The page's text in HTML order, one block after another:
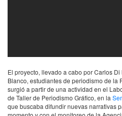
El proyecto, llevado a cabo por Carlos
Blanco, estudiantes de periodismo de la
surgió a partir de una actividad en el
de Taller de Periodismo Gráfico, en la
que buscaba difundir nuevas narrativas